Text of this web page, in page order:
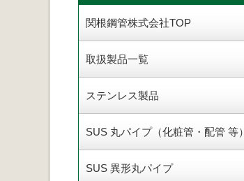
関根鋼管株式会社TOP
取扱製品一覧
ステンレス製品
SUS 丸パイプ（化粧管・配管 等）
SUS 異形丸パイプ